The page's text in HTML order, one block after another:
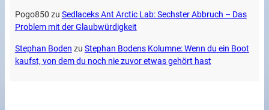
Pogo850 zu Sedlaceks Ant Arctic Lab: Sechster Abbruch – Das
Problem mit der Glaubwürdigkeit
Stephan Boden zu Stephan Bodens Kolumne: Wenn du ein Boot
kaufst, von dem du noch nie zuvor etwas gehört hast